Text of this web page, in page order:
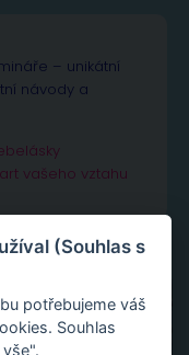
– unikátní
návody a
vašeho vztahu
(Souhlas s
potřebujeme váš
Souhlas